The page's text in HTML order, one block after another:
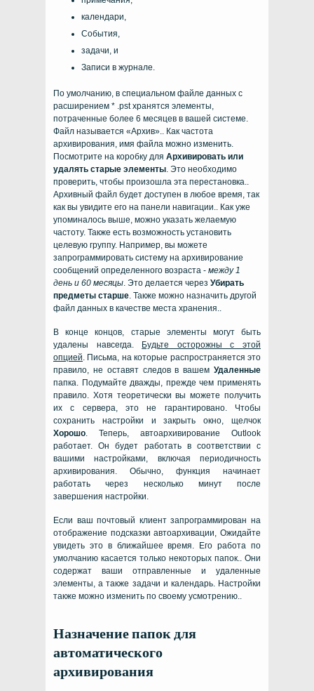
календари,
События,
задачи, и
Записи в журнале.
По умолчанию, в специальном файле данных с
расширением * .pst хранятся элементы,
потраченные более 6 месяцев в вашей системе.
Файл называется «Архив».. Как частота
архивирования, имя файла можно изменить.
Посмотрите на коробку для Архивировать или
удалять старые элементы. Это необходимо
проверить, чтобы произошла эта перестановка..
Архивный файл будет доступен в любое время, так
как вы увидите его на панели навигации.. Как уже
упоминалось выше, можно указать желаемую
частоту. Также есть возможность установить
целевую группу. Например, вы можете
запрограммировать систему на архивирование
сообщений определенного возраста - между 1
день и 60 месяцы. Это делается через Убирать
предметы старше. Также можно назначить другой
файл данных в качестве места хранения..
В конце концов, старые элементы могут быть
удалены навсегда.
Будьте осторожны с этой
опцией. Письма, на которые распространяется это
правило, не оставят следов в вашем Удаленные
папка. Подумайте дважды, прежде чем применять
правило. Хотя теоретически вы можете получить
их с сервера, это не гарантировано. Чтобы
сохранить настройки и закрыть окно, щелчок
Хорошо. Теперь, автоархивирование Outlook
работает. Он будет работать в соответствии с
вашими настройками, включая периодичность
архивирования. Обычно, функция начинает
работать через несколько минут после
завершения настройки.
Если ваш почтовый клиент запрограммирован на
отображение подсказки автоархивации, Ожидайте
увидеть это в ближайшее время. Его работа по
умолчанию касается только некоторых папок.. Они
содержат ваши отправленные и удаленные
элементы, а также задачи и календарь. Настройки
также можно изменить по своему усмотрению..
Назначение папок для
автоматического
архивирования